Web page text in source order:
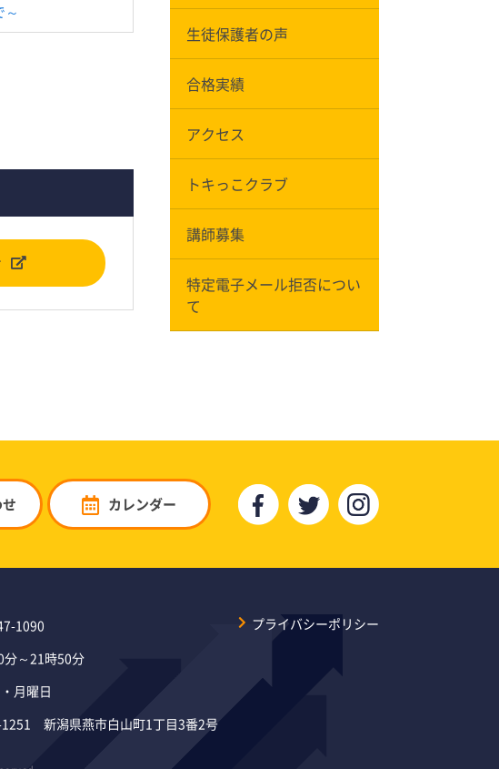
～
生徒保護者の声
合格実績
アクセス
トキっこクラブ
講師募集
特定電子メール拒否につい
て
カレンダー
1090
分～21時50分
月曜日
1251 新潟県燕市白山町1丁目3番2号
プライバシーポリシー